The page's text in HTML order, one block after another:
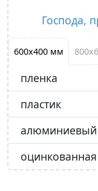
Господа,
600х400 мм
пленка
пластик
алюминиевый
оцинкованная